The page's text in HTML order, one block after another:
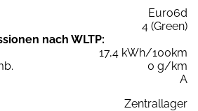
Euro6d
4 (Green)
nach WLTP:
17,4 kWh/100km
0 g/km
A
Zentrallager